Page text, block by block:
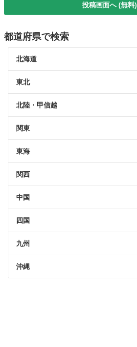
投稿画面へ (無料)
都道府県で検索
北海道
東北
北陸・甲信越
関東
東海
関西
中国
四国
九州
沖縄